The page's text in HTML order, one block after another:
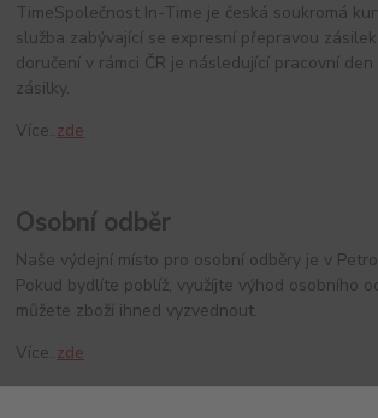
TimeSpolečnost In-Time je česká soukromá
služba zabývající se expresní přepravou
doručení v rámci ČR je následující pracovní
zásilky.
Více..zde
Osobní odběr
Naše výdejní místo pro osobní odběry je v
Pokud bydlíte poblíž, využíjte výhod osobního
můžete zboží ihned vyzvednout.
Více..zde